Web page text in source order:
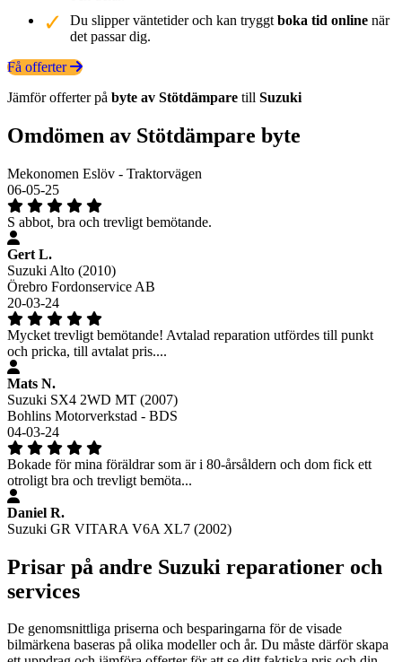
Du slipper väntetider och kan tryggt boka tid online när
det passar dig.
Få offerter
Jämför offerter på byte av Stötdämpare till Suzuki
Omdömen av Stötdämpare byte
Mekonomen Eslöv - Traktorvägen
06-05-25
S abbot, bra och trevligt bemötande.
Gert L.
Suzuki Alto (2010)
Örebro Fordonservice AB
20-03-24
Mycket trevligt bemötande! Avtalad reparation utfördes till punkt
och pricka, till avtalat pris....
Mats N.
Suzuki SX4 2WD MT (2007)
Bohlins Motorverkstad - BDS
04-03-24
Bokade för mina föräldrar som är i 80-årsåldern och dom fick ett
otroligt bra och trevligt bemöta...
Daniel R.
Suzuki GR VITARA V6A XL7 (2002)
Prisar på andre Suzuki reparationer och
services
De genomsnittliga priserna och besparingarna för de visade
bilmärkena baseras på olika modeller och år. Du måste därför skapa